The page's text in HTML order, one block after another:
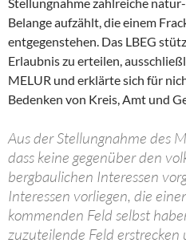
Belange aufzählt, die einem
entgegenstehen. Das LBEG
Erlaubnis zu erteilen,
MELUR und erklärte sich für
Bedenken von Kreis, Amt und
Aus der Stellungnahme des
dass keine gegenüber den
bergbaulichen Interessen
Interessen vorliegen, die
kommenden Feld selbst
zuzuteilende Feld